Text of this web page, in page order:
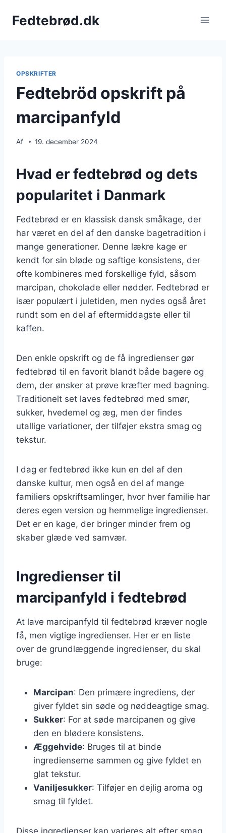
Fedtebrød.dk
OPSKRIFTER
Fedtebröd opskrift på
marcipanfyld
Af 19. december 2024
Hvad er fedtebrød og dets
popularitet i Danmark
Fedtebrød er en klassisk dansk småkage, der
har været en del af den danske bagetradition i
mange generationer. Denne lækre kage er
kendt for sin bløde og saftige konsistens, der
ofte kombineres med forskellige fyld, såsom
marcipan, chokolade eller nødder. Fedtebrød er
især populært i juletiden, men nydes også året
rundt som en del af eftermiddagste eller til
kaffen.
Den enkle opskrift og de få ingredienser gør
fedtebrød til en favorit blandt både bagere og
dem, der ønsker at prøve kræfter med bagning.
Traditionelt set laves fedtebrød med smør,
sukker, hvedemel og æg, men der findes
utallige variationer, der tilføjer ekstra smag og
tekstur.
I dag er fedtebrød ikke kun en del af den
danske kultur, men også en del af mange
familiers opskriftsamlinger, hvor hver familie har
deres egen version og hemmelige ingredienser.
Det er en kage, der bringer minder frem og
skaber glæde ved samvær.
Ingredienser til
marcipanfyld i fedtebrød
At lave marcipanfyld til fedtebrød kræver nogle
få, men vigtige ingredienser. Her er en liste
over de grundlæggende ingredienser, du skal
bruge:
Marcipan: Den primære ingrediens, der
giver fyldet sin søde og nøddeagtige smag.
Sukker: For at søde marcipanen og give
den en blødere konsistens.
Æggehvide: Bruges til at binde
ingredienserne sammen og give fyldet en
glat tekstur.
Vaniljesukker: Tilføjer en dejlig aroma og
smag til fyldet.
Disse ingredienser kan varieres alt efter smag